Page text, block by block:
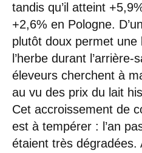
tandis qu’il atteint
+2,6% en Pologne.
plutôt doux permet une
l’herbe durant
éleveurs cherchent à
au vu des prix du lait
Cet accroissement de
est à tempérer : l’an
étaient très dégradées.